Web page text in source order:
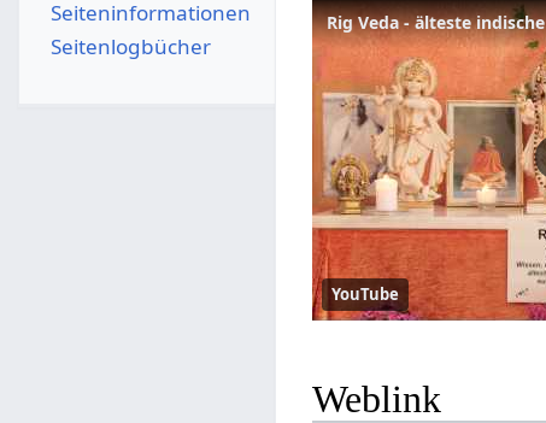
Rig Veda - älteste
YouTube
Weblink
Seiten­­informationen
Seitenlogbücher